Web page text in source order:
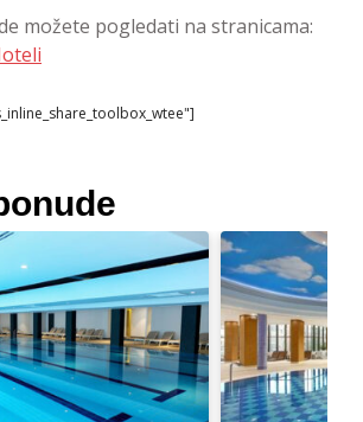
možete pogledati na stranicama: